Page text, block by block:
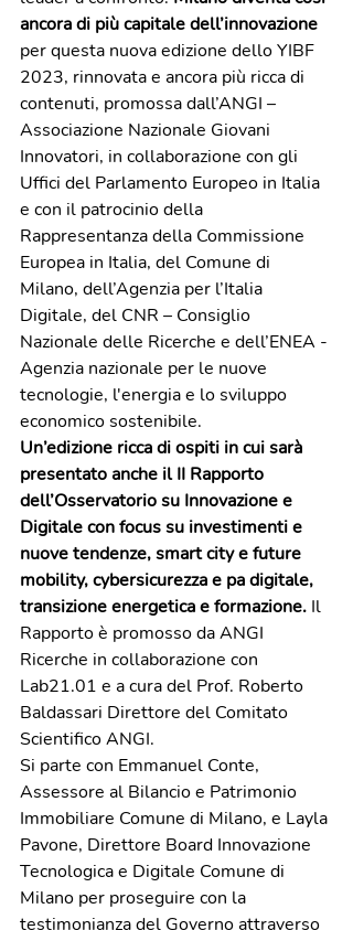
ancora di più capitale dell’innovazione
per questa nuova edizione dello YIBF
2023, rinnovata e ancora più ricca di
contenuti, promossa dall’ANGI –
Associazione Nazionale Giovani
Innovatori, in collaborazione con gli
Uffici del Parlamento Europeo in Italia
e con il patrocinio della
Rappresentanza della Commissione
Europea in Italia, del Comune di
Milano, dell’Agenzia per l’Italia
Digitale, del CNR – Consiglio
Nazionale delle Ricerche e dell’ENEA -
Agenzia nazionale per le nuove
tecnologie, l'energia e lo sviluppo
economico sostenibile.
Un’edizione ricca di ospiti in cui sarà
presentato anche il II Rapporto
dell’Osservatorio su Innovazione e
Digitale con focus su investimenti e
nuove tendenze, smart city e future
mobility, cybersicurezza e pa digitale,
transizione energetica e formazione. Il
Rapporto è promosso da ANGI
Ricerche in collaborazione con
Lab21.01 e a cura del Prof. Roberto
Baldassari Direttore del Comitato
Scientifico ANGI.
Si parte con Emmanuel Conte,
Assessore al Bilancio e Patrimonio
Immobiliare Comune di Milano, e Layla
Pavone, Direttore Board Innovazione
Tecnologica e Digitale Comune di
Milano per proseguire con la
testimonianza del Governo attraverso